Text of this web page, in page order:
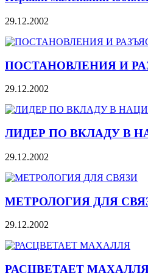
29.12.2002
ПОСТАНОВЛЕНИЯ И
29.12.2002
ЛИДЕР ПО ВКЛАДУ В
29.12.2002
МЕТРОЛОГИЯ ДЛЯ
29.12.2002
РАСЦВЕТАЕТ